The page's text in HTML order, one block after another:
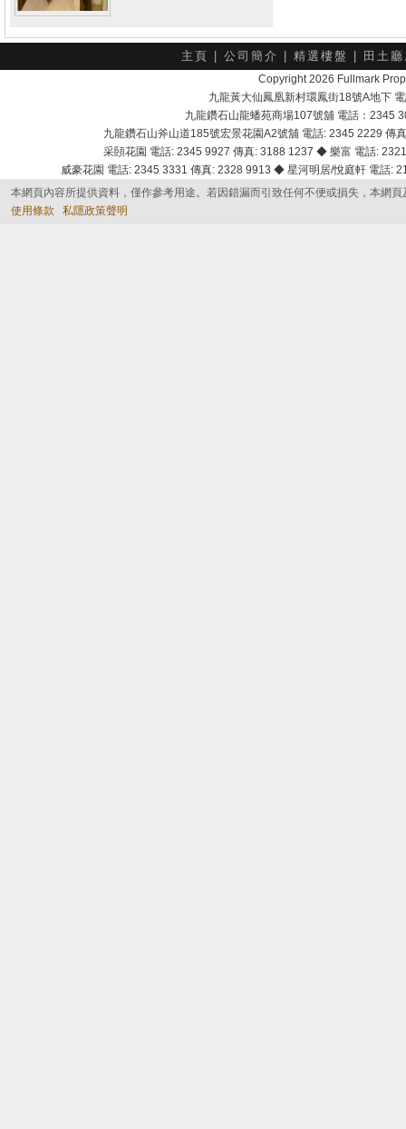
主頁 公司簡介 精選樓盤 田土
Copyright 2026 Fullmark
九龍黃大仙鳳凰新村環鳳街18號A地下
九龍鑽石山龍蟠苑商場107號舖 電話：2345
九龍鑽石山斧山道185號宏景花園A2號舖 電話: 2345 2229
采頣花園 電話: 2345 9927 傳真: 3188 1237 ◆ 樂富 電話:
威豪花園 電話: 2345 3331 傳真: 2328 9913 ◆ 星河明居/悅庭軒 電話
本網頁內容所提供資料，僅作參考用途。若因錯漏而引致任何不便或損失，本網
使用條款
私隱政策聲明